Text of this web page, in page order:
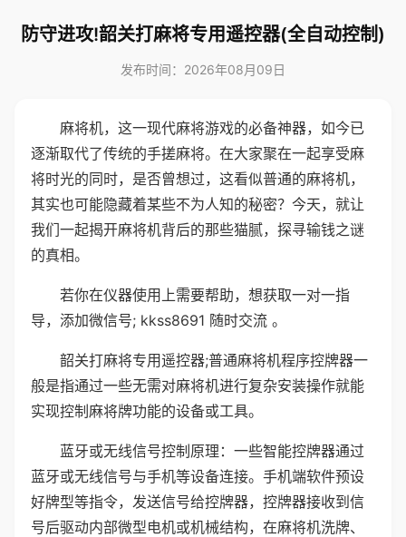
防守进攻!韶关打麻将专用遥控器(全自动控制)
发布时间：2026年08月09日
麻将机，这一现代麻将游戏的必备神器，如今已
逐渐取代了传统的手搓麻将。在大家聚在一起享受麻
将时光的同时，是否曾想过，这看似普通的麻将机，
其实也可能隐藏着某些不为人知的秘密？今天，就让
我们一起揭开麻将机背后的那些猫腻，探寻输钱之谜
的真相。
若你在仪器使用上需要帮助，想获取一对一指
导，添加微信号; kkss8691 随时交流 。
韶关打麻将专用遥控器;普通麻将机程序控牌器一
般是指通过一些无需对麻将机进行复杂安装操作就能
实现控制麻将牌功能的设备或工具。
蓝牙或无线信号控制原理：一些智能控牌器通过
蓝牙或无线信号与手机等设备连接。手机端软件预设
好牌型等指令，发送信号给控牌器，控牌器接收到信
号后驱动内部微型电机或机械结构，在麻将机洗牌、